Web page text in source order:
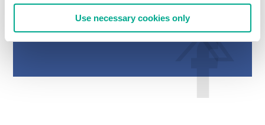
Use necessary cookies only